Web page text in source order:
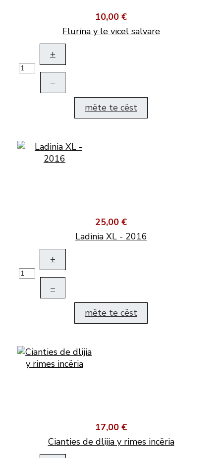
10,00 €
Flurina y le vicel salvare
+
–
mëte te cëst
25,00 €
Ladinia XL - 2016
+
–
mëte te cëst
17,00 €
Cianties de dlijia y rimes incëria